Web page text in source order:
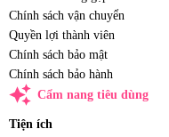
Chính sách vận chuyển
Quyền lợi thành viên
Chính sách bảo mật
Chính sách bảo hành
auto_awesome Cẩm nang tiêu dùng
Tiện ích